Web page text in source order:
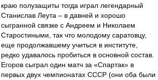
краю полузащиты тогда играл легендарный
Станислав Леута – в давней и хорошо
сыгранной связке с Андреем и Николаем
Старостиными, так что молодому саратовцу,
еще продолжавшему учиться в институте,
редко удавалось пробиться в основной состав.
Егоров сыграл один матч за «Спартак» в
первых двух чемпионатах СССР (они оба были